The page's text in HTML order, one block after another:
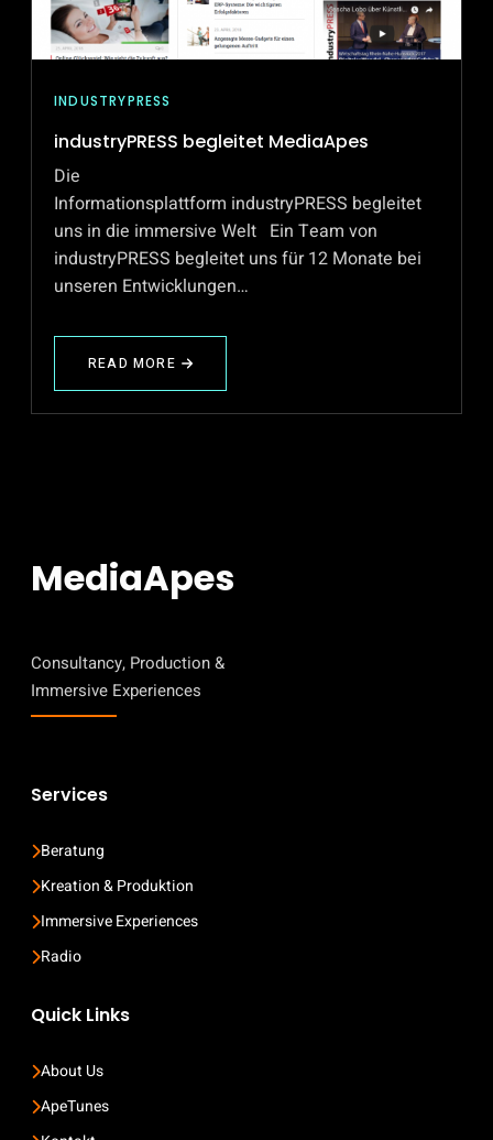
INDUSTRYPRESS
industryPRESS begleitet MediaApes
Die
Informationsplattform industryPRESS begleitet
uns in die immersive Welt Ein Team von
industryPRESS begleitet uns für 12 Monate bei
unseren Entwicklungen…
READ MORE
ABOUT
INDUSTRYPRESS
BEGLEITET
MediaApes
Consultancy, Production &
Immersive Experiences
Services
Beratung
Kreation & Produktion
Immersive Experiences
Radio
Quick Links
About Us
ApeTunes